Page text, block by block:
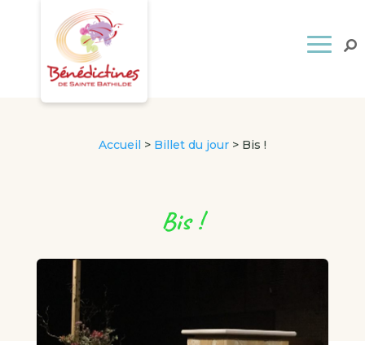
Accueil > Billet du jour> Bis !
Bis !